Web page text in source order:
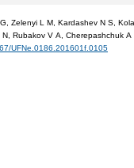
Zelenyi L M, Kardashev N S,
Rubakov V A, Cherepashchuk A
UFNe.0186.201601f.0105